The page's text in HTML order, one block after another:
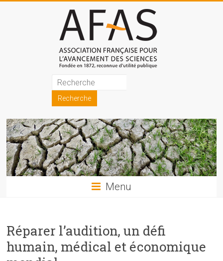
Association
française
pour
l'avancement
des
sciences
les
sciences
et
Menu
Réparer l’audition, un défi
humain, médical et économique